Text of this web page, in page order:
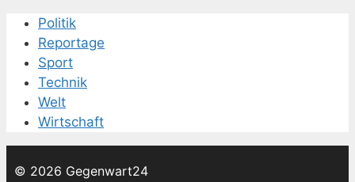
Politik
Reportage
Sport
Technik
Welt
Wirtschaft
© 2026 Gegenwart24